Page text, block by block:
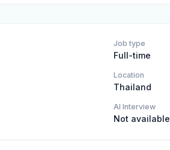
Job type
Full-time
Location
Thailand
AI Interview
Not available